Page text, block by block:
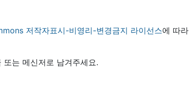
저작자표시-비영리-변경금지 라이선스에 따라
또는 메신저로 남겨주세요.